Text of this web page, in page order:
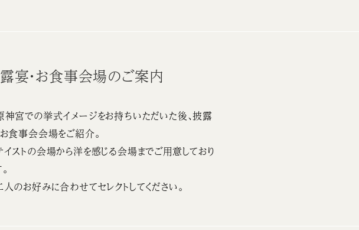
宴・お食事会場のご案内
神宮での挙式イメージをお持ちいただいた後、披露
食事会会場をご紹介。
イストの会場から洋を感じる会場までご用意しており
のお好みに合わせてセレクトしてください。